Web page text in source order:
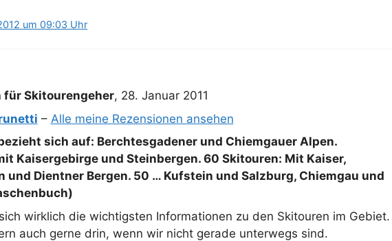
um 09:03 Uhr
für Skitourengeher, 28. Januar 2011
– Alle meine Rezensionen ansehen
sich auf: Berchtesgadener und Chiemgauer Alpen.
Kaisergebirge und Steinbergen. 60 Skitouren: Mit Kaiser,
und Dientner Bergen. 50 … Kufstein und Salzburg, Chiemgau und
wirklich die wichtigsten Informationen zu den Skitouren im Gebiet.
auch gerne drin, wenn wir nicht gerade unterwegs sind.